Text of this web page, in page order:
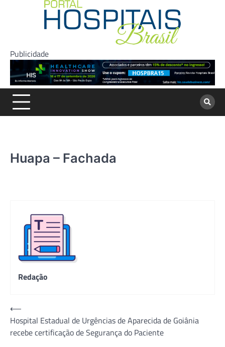
Publicidade
Huapa – Fachada
Redação
Navegação
de
Post
⟵
Hospital Estadual de Urgências de Aparecida de Goiânia
recebe certificação de Segurança do Paciente